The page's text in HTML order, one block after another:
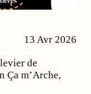
13 Avr 2026
de
Ça m’Arche,